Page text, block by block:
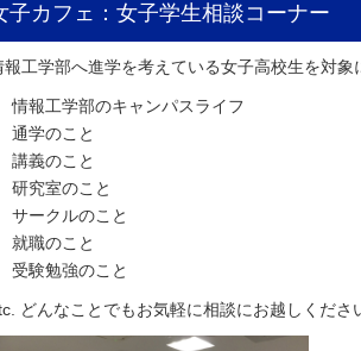
子カフェ：女子学生相談コーナー
報工学部へ進学を考えている女子高校生を対象
情報工学部のキャンパスライフ
通学のこと
講義のこと
研究室のこと
サークルのこと
就職のこと
受験勉強のこと
どんなことでもお気軽に相談にお越しくださ